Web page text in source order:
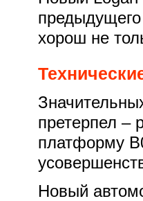
предыдущего
хорош не
претерпел –
платформу
Новый